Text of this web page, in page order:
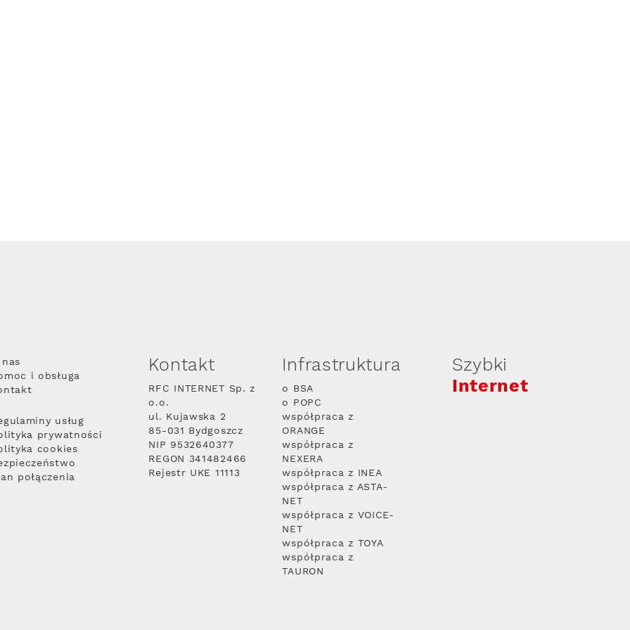
i obsługa
usług
prywatności
cookies
połączenia
Kontakt
RFC INTERNET Sp. z
o.o.
ul. Kujawska 2
85-031 Bydgoszcz
NIP 9532640377
REGON 341482466
Rejestr UKE 11113
Infrastruktura
o BSA
o POPC
współpraca z
ORANGE
współpraca z
NEXERA
współpraca z INEA
współpraca z ASTA-
NET
współpraca z VOICE-
NET
współpraca z TOYA
współpraca z
TAURON
Szybki
Internet